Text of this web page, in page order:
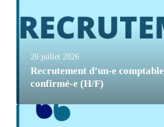
20 juillet 2026
Recrutement d’un-e comptable
confirmé-e (H/F)